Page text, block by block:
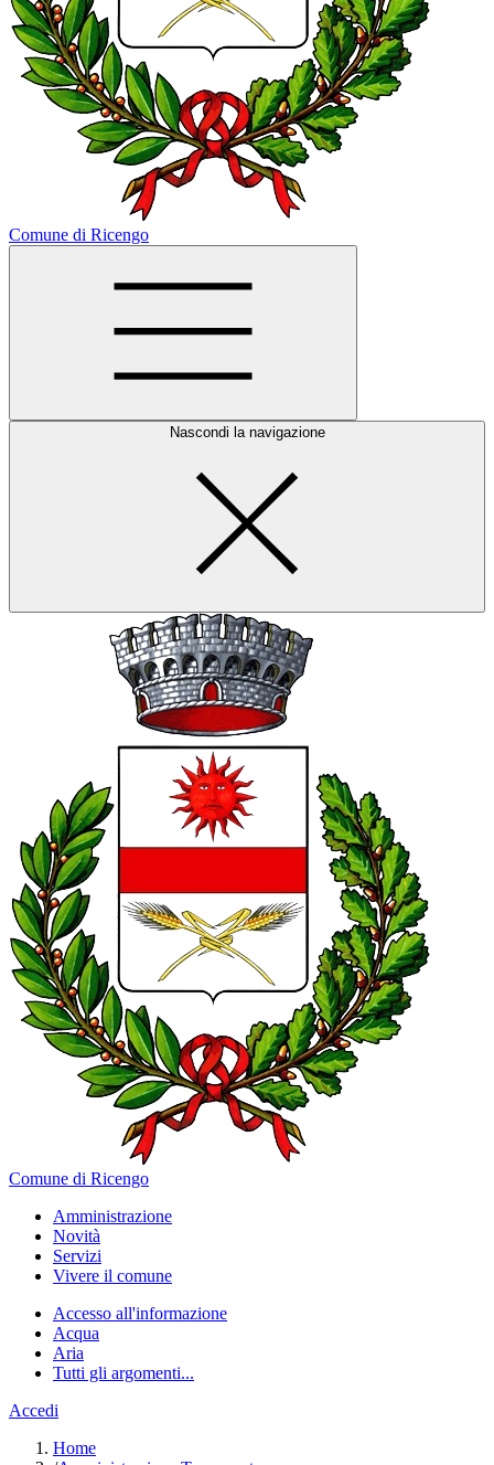
Comune di Ricengo
Nascondi la navigazione
Comune di Ricengo
Amministrazione
Novità
Servizi
Vivere il comune
Accesso all'informazione
Acqua
Aria
Tutti gli argomenti...
Accedi
Home